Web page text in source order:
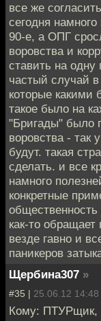
все же
сегодня
90-е, а ОПГ
воровства и
ставить на одну
частый случай
которые какими
такое было на
"Бригады" было
воровства - так
будут. такая
сделать. и все
намного
конкретные
общественность
как-то
везде гавно и
паникеров
Щербина307 »
#35 | 25.06.12 14:48
Кому: ПТУРщик,